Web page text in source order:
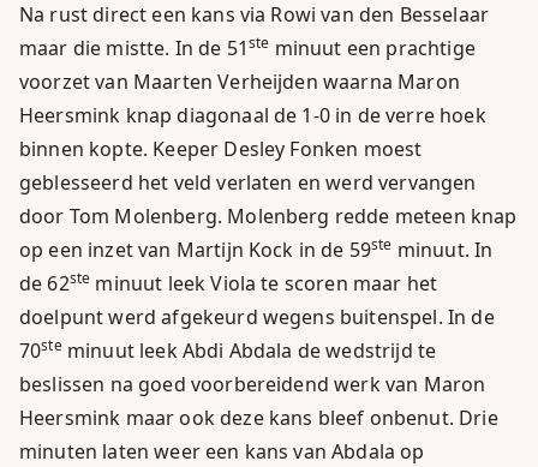
Na rust direct een kans via Rowi van den Besselaar
maar die mistte. In de 51ste minuut een prachtige
voorzet van Maarten Verheijden waarna Maron
Heersmink knap diagonaal de 1-0 in de verre hoek
binnen kopte. Keeper Desley Fonken moest
geblesseerd het veld verlaten en werd vervangen
door Tom Molenberg. Molenberg redde meteen knap
op een inzet van Martijn Kock in de 59ste minuut. In
de 62ste minuut leek Viola te scoren maar het
doelpunt werd afgekeurd wegens buitenspel. In de
70steminuut leek Abdi Abdala de wedstrijd te
beslissen na goed voorbereidend werk van Maron
Heersmink maar ook deze kans bleef onbenut. Drie
minuten laten weer een kans van Abdala op